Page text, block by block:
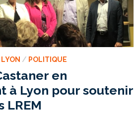
LYON / POLITIQUE
en
à Lyon pour soutenir
LREM